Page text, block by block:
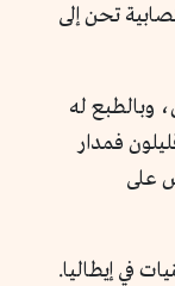
تحن إلى
وبالطبع له
فمدار
على
في إيطاليا.